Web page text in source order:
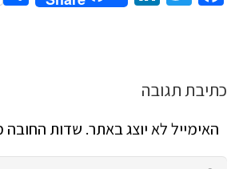
כתיבת תגובה
האימייל לא יוצג באתר. שדות החובה